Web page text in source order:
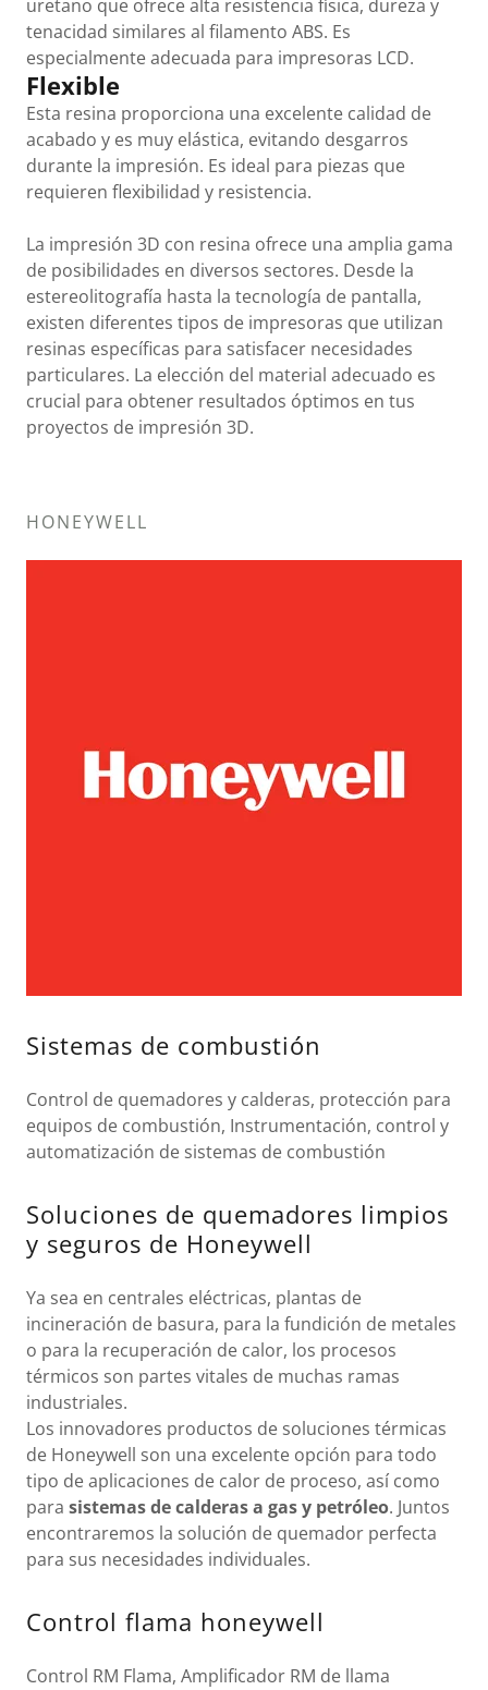
uretano que ofrece alta resistencia física, dureza y
tenacidad similares al filamento ABS. Es
especialmente adecuada para impresoras LCD.
Flexible
Esta resina proporciona una excelente calidad de
acabado y es muy elástica, evitando desgarros
durante la impresión. Es ideal para piezas que
requieren flexibilidad y resistencia.
La impresión 3D con resina ofrece una amplia gama
de posibilidades en diversos sectores. Desde la
estereolitografía hasta la tecnología de pantalla,
existen diferentes tipos de impresoras que utilizan
resinas específicas para satisfacer necesidades
particulares. La elección del material adecuado es
crucial para obtener resultados óptimos en tus
proyectos de impresión 3D.
HONEYWELL
Sistemas de combustión
Control de quemadores y calderas, protección para
equipos de combustión, Instrumentación, control y
automatización de sistemas de combustión
Soluciones de quemadores limpios
y seguros de Honeywell
Ya sea en centrales eléctricas, plantas de
incineración de basura, para la fundición de metales
o para la recuperación de calor, los procesos
térmicos son partes vitales de muchas ramas
industriales.
Los innovadores productos de soluciones térmicas
de Honeywell son una excelente opción para todo
tipo de aplicaciones de calor de proceso, así como
para sistemas de calderas a gas y petróleo. Juntos
encontraremos la solución de quemador perfecta
para sus necesidades individuales.
Control flama honeywell
Control RM Flama, Amplificador RM de llama